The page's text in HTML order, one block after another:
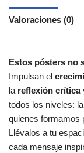
Valoraciones (0)
Estos pósters no
Impulsan el
la reflexión crítica
todos los niveles:
quienes formamos
Llévalos a tu
cada mensaje